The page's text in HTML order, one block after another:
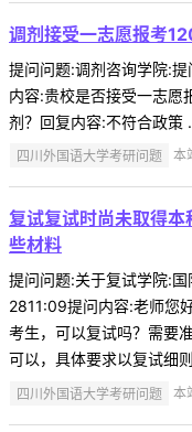
调剂接受一志愿报考
提问问题:调剂咨询学院:
内容:贵校是否接受一志
剂？回复内容:不符合政策
四川外国语大学考研问题 本
复试复试时尚未取得
些材料
提问问题:关于复试学院:
2811:09提问内容:老师您
考生，可以复试吗？需要
可以，具体要求以复试细
四川外国语大学考研问题 本